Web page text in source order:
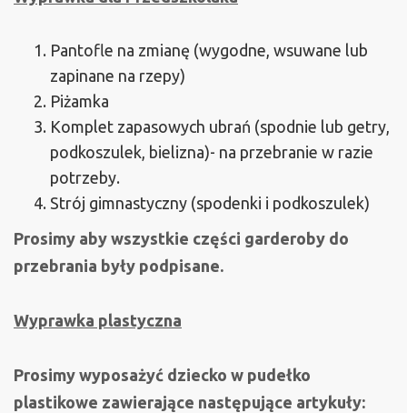
Pantofle na zmianę (wygodne, wsuwane lub
zapinane na rzepy)
Piżamka
Komplet zapasowych ubrań (spodnie lub getry,
podkoszulek, bielizna)- na przebranie w razie
potrzeby.
Strój gimnastyczny (spodenki i podkoszulek)
Prosimy aby wszystkie części garderoby do
przebrania były podpisane.
Wyprawka plastyczna
Prosimy wyposażyć dziecko w pudełko
plastikowe zawierające następujące artykuły: